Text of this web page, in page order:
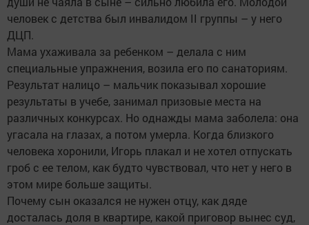
Telegram-канале Татмедиа
Читайте новости Татарстана в
национальном мессенджере MАХ:
https://max.ru/tatmedia
Желаете всегда быть в курсе новостей Заинска?
Добавить в избранное